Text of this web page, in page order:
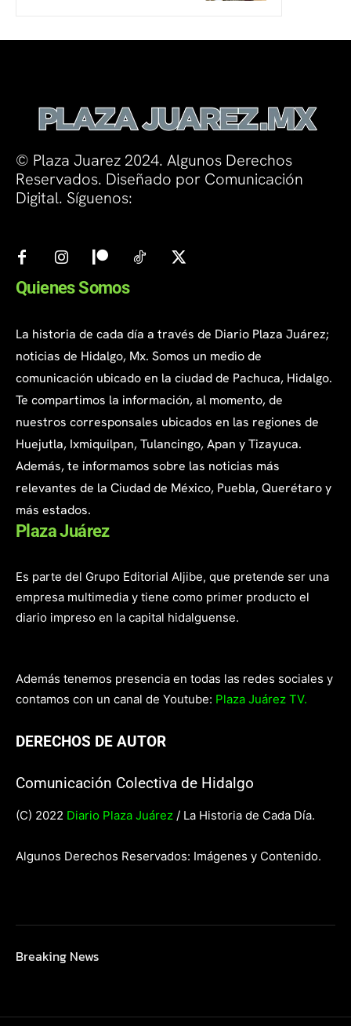
© Plaza Juarez 2024. Algunos Derechos
Reservados. Diseñado por Comunicación
Digital. Síguenos:
Quienes Somos
La historia de cada día a través de Diario Plaza Juárez;
noticias de Hidalgo, Mx. Somos un medio de
comunicación ubicado en la ciudad de Pachuca, Hidalgo.
Te compartimos la información, al momento, de
nuestros corresponsales ubicados en las regiones de
Huejutla, Ixmiquilpan, Tulancingo, Apan y Tizayuca.
Además, te informamos sobre las noticias más
relevantes de la Ciudad de México, Puebla, Querétaro y
más estados.
Plaza Juárez
Es parte del Grupo Editorial Aljibe, que pretende ser una
empresa multimedia y tiene como primer producto el
diario impreso en la capital hidalguense.
Además tenemos presencia en todas las redes sociales y
contamos con un canal de Youtube: Plaza Juárez TV.
DERECHOS DE AUTOR
Comunicación Colectiva de Hidalgo
(C) 2022 Diario Plaza Juárez / La Historia de Cada Día.
Algunos Derechos Reservados: Imágenes y Contenido.
Breaking News